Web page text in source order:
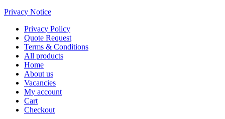
Privacy Notice
Privacy Policy
Quote Request
Terms & Conditions
All products
Home
About us
Vacancies
My account
Cart
Checkout